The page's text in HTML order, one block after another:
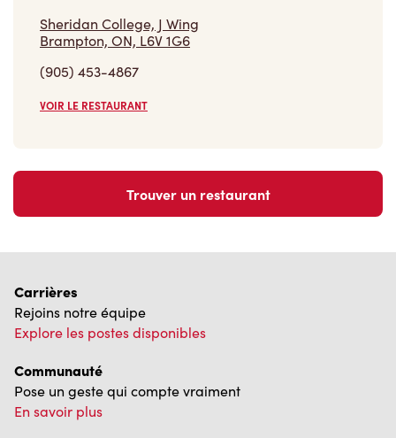
Sheridan College, J Wing
Brampton, ON, L6V 1G6
(905) 453-4867
VOIR LE RESTAURANT
Trouver un restaurant
Carrières
Rejoins notre équipe
Explore les postes disponibles
Communauté
Pose un geste qui compte vraiment
En savoir plus